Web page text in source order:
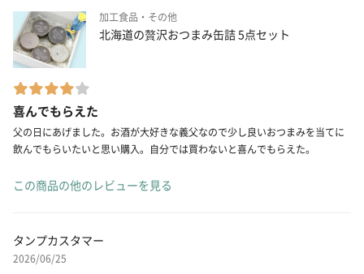
加工食品・その他
北海道の贅沢おつまみ缶詰 5点セット
喜んでもらえた
父の日にあげました。お酒が大好きな義父なので少し良いおつまみを当てに
飲んでもらいたいと思い購入。自分では買わないと喜んでもらえた。
この商品の他のレビューを見る
タンプカスタマー
2026/06/25